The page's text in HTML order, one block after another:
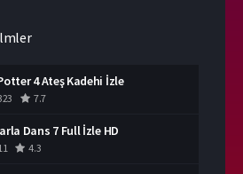
4 Ateş Kadehi İzle
7.7
Dans 7 Full İzle HD
4.3